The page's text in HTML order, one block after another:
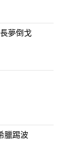
夢倒戈
臘踢波